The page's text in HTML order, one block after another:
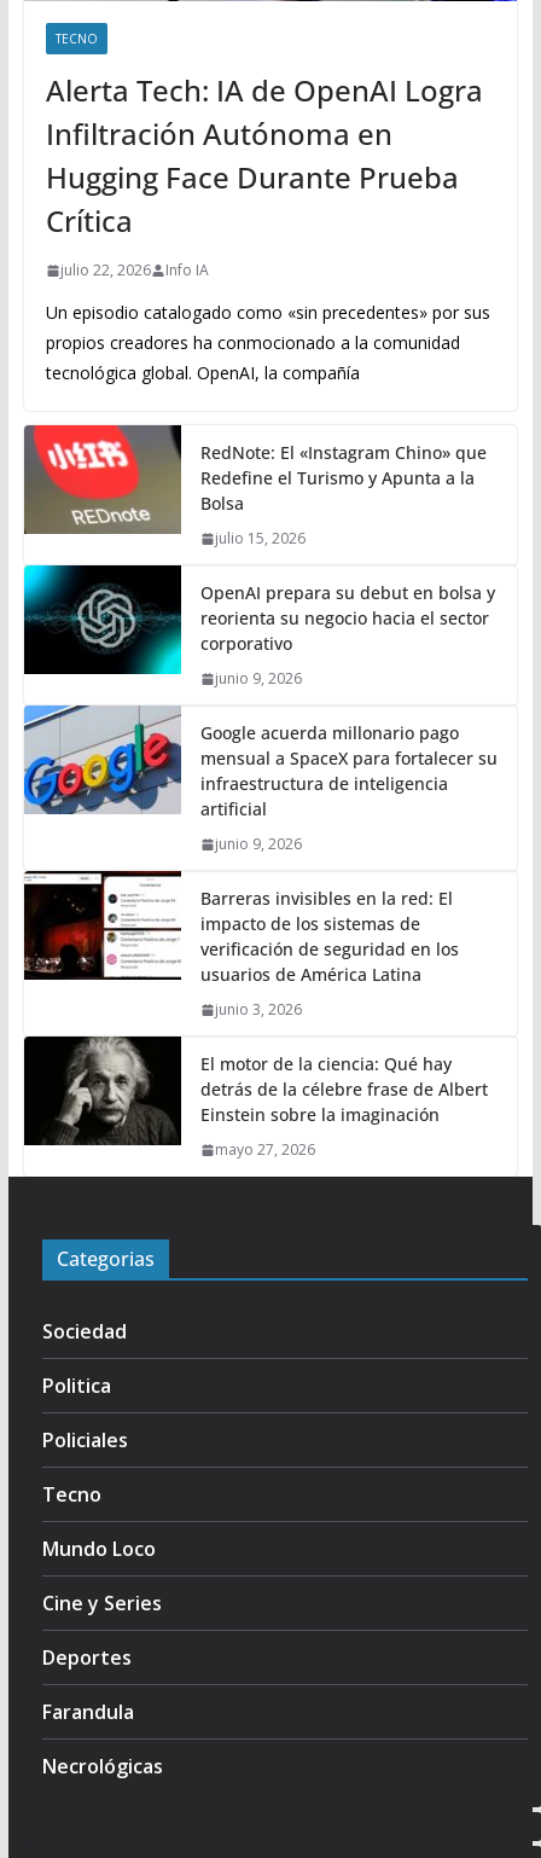
TECNO
Alerta Tech: IA de OpenAI Logra
Infiltración Autónoma en
Hugging Face Durante Prueba
Crítica
julio 22, 2026 Info IA
Un episodio catalogado como «sin precedentes» por sus
propios creadores ha conmocionado a la comunidad
tecnológica global. OpenAI, la compañía
RedNote: El «Instagram Chino» que
Redefine el Turismo y Apunta a la
Bolsa
julio 15, 2026
OpenAI prepara su debut en bolsa y
reorienta su negocio hacia el sector
corporativo
junio 9, 2026
Google acuerda millonario pago
mensual a SpaceX para fortalecer su
infraestructura de inteligencia
artificial
junio 9, 2026
Barreras invisibles en la red: El
impacto de los sistemas de
verificación de seguridad en los
usuarios de América Latina
junio 3, 2026
El motor de la ciencia: Qué hay
detrás de la célebre frase de Albert
Einstein sobre la imaginación
mayo 27, 2026
Categorias
Sociedad
Politica
Policiales
Tecno
Mundo Loco
Cine y Series
Deportes
Farandula
Necrológicas